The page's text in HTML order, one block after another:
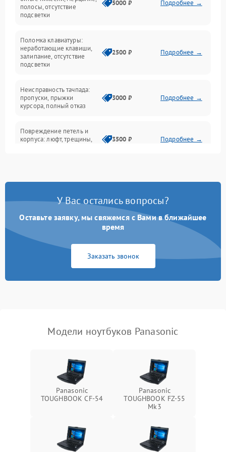
Электрические и системные сбои
Интерфейсные проблемы
Батарея
Сеть и интернет
полосы, отсутствие
подсветки
5000 ₽ Подробнее →
Поломка клавиатуры:
неработающие клавиши,
залипание, отсутствие
подсветки
2500 ₽ Подробнее →
Неисправность тачпада:
пропуски, прыжки
курсора, полный отказ
3000 ₽ Подробнее →
Повреждение петель и
корпуса: люфт, трещины,
3500 ₽ Подробнее →
быстрая разрядка,
2500 ₽ Подробнее →
Неисправность зарядного
питания
2000 ₽ Подробнее →
неисправности кулера
пропадание диска
оперативной памяти:
вылеты приложений,
синие экраны
Подробнее →
Проблемы Wi‑Fi или
Подробнее →
У Вас остались вопросы?
Оставьте заявку, мы свяжемся с Вами в ближайшее
время
Заказать звонок
Модели ноутбуков Panasonic
Panasonic
TOUGHBOOK CF-54
Panasonic
TOUGHBOOK FZ-55
Mk3